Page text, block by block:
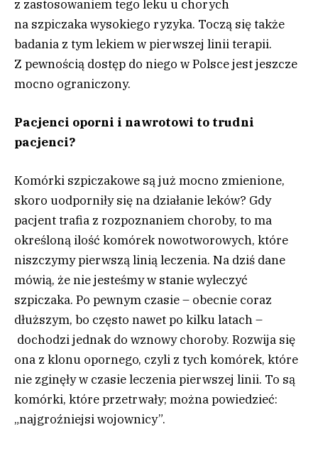
z zastosowaniem tego leku u chorych
na szpiczaka wysokiego ryzyka. Toczą się także
badania z tym lekiem w pierwszej linii terapii.
Z pewnością dostęp do niego w Polsce jest jeszcze
mocno ograniczony.
Pacjenci oporni i nawrotowi to trudni
pacjenci?
Komórki szpiczakowe są już mocno zmienione,
skoro uodporniły się na działanie leków? Gdy
pacjent trafia z rozpoznaniem choroby, to ma
określoną ilość komórek nowotworowych, które
niszczymy pierwszą linią leczenia. Na dziś dane
mówią, że nie jesteśmy w stanie wyleczyć
szpiczaka. Po pewnym czasie – obecnie coraz
dłuższym, bo często nawet po kilku latach –
dochodzi jednak do wznowy choroby. Rozwija się
ona z klonu opornego, czyli z tych komórek, które
nie zginęły w czasie leczenia pierwszej linii. To są
komórki, które przetrwały; można powiedzieć:
„najgroźniejsi wojownicy”.